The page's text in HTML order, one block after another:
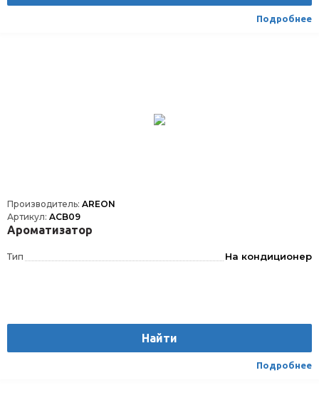
Подробнее
Производитель: AREON
Артикул: ACB09
Ароматизатор
Тип На кондиционер
Найти
Подробнее